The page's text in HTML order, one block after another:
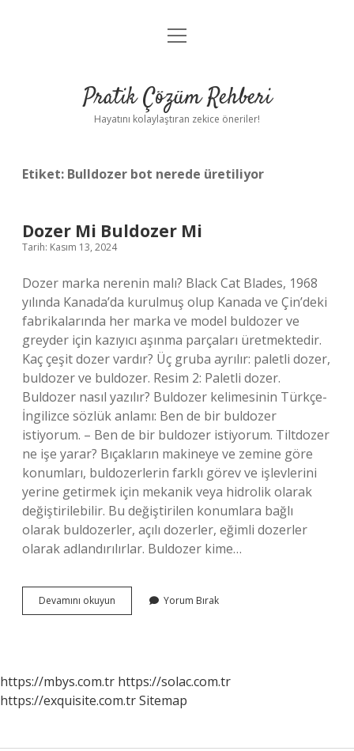
Anasayfa
Yasal Uyarı
menüyü
Pratik Çözüm Rehberi
Hayatını kolaylaştıran zekice öneriler!
Etiket: Bulldozer bot nerede üretiliyor
Dozer Mi Buldozer Mi
Tarih: Kasım 13, 2024
Dozer marka nerenin malı? Black Cat Blades, 1968
yılında Kanada’da kurulmuş olup Kanada ve Çin’deki
fabrikalarında her marka ve model buldozer ve
greyder için kazıyıcı aşınma parçaları üretmektedir.
Kaç çeşit dozer vardır? Üç gruba ayrılır: paletli dozer,
buldozer ve buldozer. Resim 2: Paletli dozer.
Buldozer nasıl yazılır? Buldozer kelimesinin Türkçe-
İngilizce sözlük anlamı: Ben de bir buldozer
istiyorum. – Ben de bir buldozer istiyorum. Tiltdozer
ne işe yarar? Bıçakların makineye ve zemine göre
konumları, buldozerlerin farklı görev ve işlevlerini
yerine getirmek için mekanik veya hidrolik olarak
değiştirilebilir. Bu değiştirilen konumlara bağlı
olarak buldozerler, açılı dozerler, eğimli dozerler
olarak adlandırılırlar. Buldozer kime…
Devamını okuyun
Mi
Yorum Bırak
https://mbys.com.tr https://solac.com.tr
https://exquisite.com.trSitemap